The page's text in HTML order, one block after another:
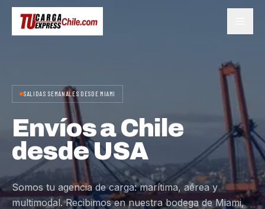
SALIDAS SEMANALES DESDE MIAMI
Envíos a Chile
desde USA
Somos tu agencia de carga: marítima, aérea y
multimodal. Recibimos en nuestra bodega de Miami,